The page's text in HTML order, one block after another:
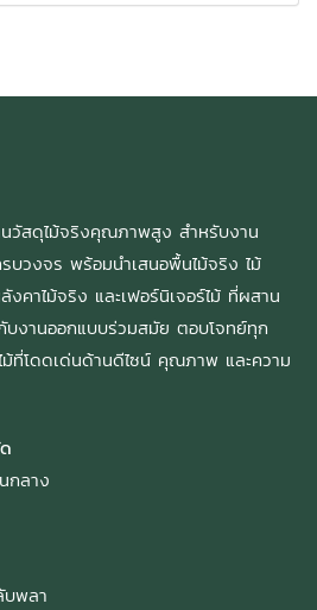
วัสดุไม้จริงคุณภาพสูง สำหรับงาน
บวงจร พร้อมนำเสนอพื้นไม้จริง ไม้
คาไม้จริง และเฟอร์นิเจอร์ไม้ ที่ผสาน
บงานออกแบบร่วมสมัย ตอบโจทย์ทุก
ที่โดดเด่นด้านดีไซน์ คุณภาพ และความ
กลาง
พลา